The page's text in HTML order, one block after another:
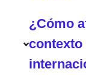
¿Cómo